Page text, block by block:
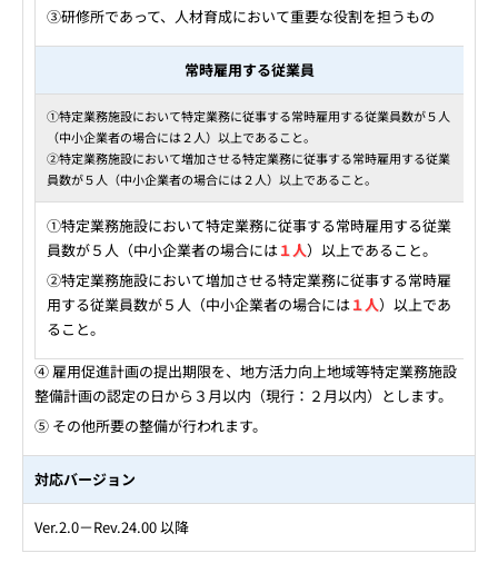
③研修所であって、人材育成において重要な役割を担うもの
常時雇用する従業員
①特定業務施設において特定業務に従事する常時雇用する従業員数が５人
（中小企業者の場合には２人）以上であること。
②特定業務施設において増加させる特定業務に従事する常時雇用する従業
員数が５人（中小企業者の場合には２人）以上であること。
①特定業務施設において特定業務に従事する常時雇用する従業
員数が５人（中小企業者の場合には１人）以上であること。
②特定業務施設において増加させる特定業務に従事する常時雇
用する従業員数が５人（中小企業者の場合には１人）以上であ
ること。
④ 雇用促進計画の提出期限を、地方活力向上地域等特定業務施設
整備計画の認定の日から３月以内（現行：２月以内）とします。
⑤ その他所要の整備が行われます。
対応バージョン
Ver.2.0－Rev.24.00 以降